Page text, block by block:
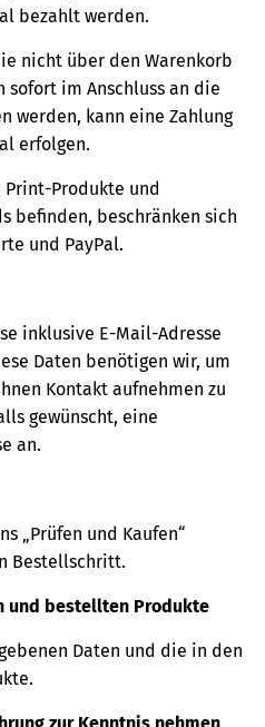
bezahlt werden.
nicht über den Warenkorb
im Anschluss an die
werden, kann eine Zahlung
erfolgen.
Produkte und
befinden, beschränken sich
und PayPal.
inklusive E-Mail-Adresse
Daten benötigen wir, um
Kontakt aufnehmen zu
gewünscht, eine
an.
„Prüfen und Kaufen“
Bestellschritt.
und bestellten Produkte
Daten und die in den